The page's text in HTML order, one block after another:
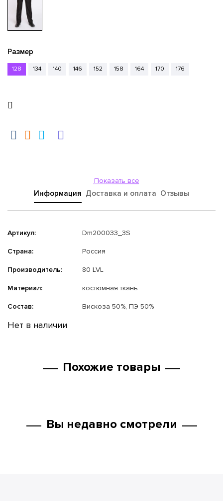
Размер
128 134 140 146 152 158 164 170 176
Показать все
Информация Доставка и оплата Отзывы
Артикул: Dm200033_3S
Страна: Россия
Производитель: 80 LVL
Материал: костюмная ткань
Состав: Вискоза 50%, ПЭ 50%
Нет в наличии
Похожие товары
Вы недавно смотрели